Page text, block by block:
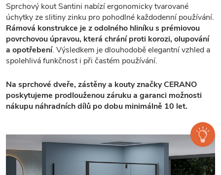
Sprchový kout Santini nabízí ergonomicky tvarované
úchytky ze slitiny zinku pro pohodlné každodenní používání.
Rámová konstrukce je z odolného hliníku s prémiovou
povrchovou úpravou, která chrání proti korozi, olupování
a opotřebení. Výsledkem je dlouhodobě elegantní vzhled a
spolehlivá funkčnost i při častém používání.
Na sprchové dveře, zástěny a kouty značky CERANO
poskytujeme prodlouženou záruku a garanci možnosti
nákupu náhradních dílů po dobu minimálně 10 let.